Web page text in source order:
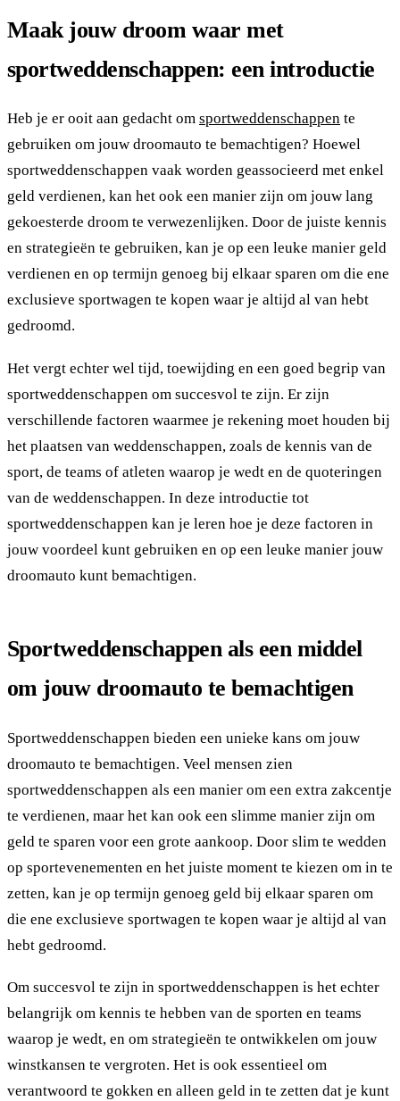
Maak jouw droom waar met
sportweddenschappen: een introductie
Heb je er ooit aan gedacht om sportweddenschappen te
gebruiken om jouw droomauto te bemachtigen? Hoewel
sportweddenschappen vaak worden geassocieerd met enkel
geld verdienen, kan het ook een manier zijn om jouw lang
gekoesterde droom te verwezenlijken. Door de juiste kennis
en strategieën te gebruiken, kan je op een leuke manier geld
verdienen en op termijn genoeg bij elkaar sparen om die ene
exclusieve sportwagen te kopen waar je altijd al van hebt
gedroomd.
Het vergt echter wel tijd, toewijding en een goed begrip van
sportweddenschappen om succesvol te zijn. Er zijn
verschillende factoren waarmee je rekening moet houden bij
het plaatsen van weddenschappen, zoals de kennis van de
sport, de teams of atleten waarop je wedt en de quoteringen
van de weddenschappen. In deze introductie tot
sportweddenschappen kan je leren hoe je deze factoren in
jouw voordeel kunt gebruiken en op een leuke manier jouw
droomauto kunt bemachtigen.
Sportweddenschappen als een middel
om jouw droomauto te bemachtigen
Sportweddenschappen bieden een unieke kans om jouw
droomauto te bemachtigen. Veel mensen zien
sportweddenschappen als een manier om een extra zakcentje
te verdienen, maar het kan ook een slimme manier zijn om
geld te sparen voor een grote aankoop. Door slim te wedden
op sportevenementen en het juiste moment te kiezen om in te
zetten, kan je op termijn genoeg geld bij elkaar sparen om
die ene exclusieve sportwagen te kopen waar je altijd al van
hebt gedroomd.
Om succesvol te zijn in sportweddenschappen is het echter
belangrijk om kennis te hebben van de sporten en teams
waarop je wedt, en om strategieën te ontwikkelen om jouw
winstkansen te vergroten. Het is ook essentieel om
verantwoord te gokken en alleen geld in te zetten dat je kunt